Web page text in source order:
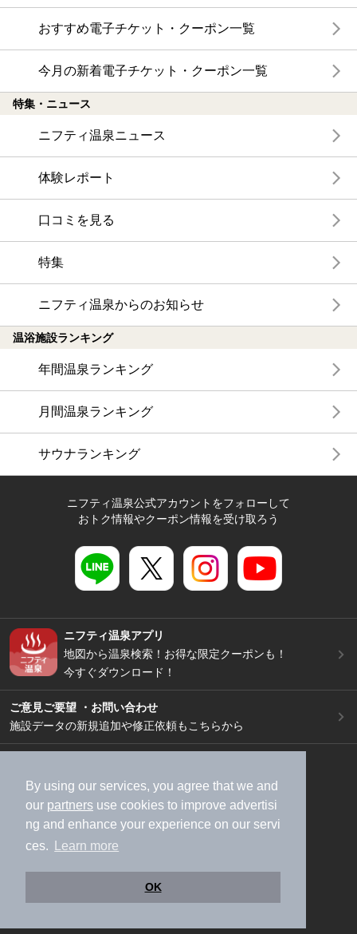
By using our services, you agree that we and
our partners use cookies to improve advertisi
ng and enhance your experience on our servi
ces.
Learn more
OK
おすすめ電子チケット・クーポン一覧
今月の新着電子チケット・クーポン一覧
特集・ニュース
ニフティ温泉ニュース
体験レポート
口コミを見る
特集
ニフティ温泉からのお知らせ
温浴施設ランキング
年間温泉ランキング
月間温泉ランキング
サウナランキング
ニフティ温泉公式アカウントをフォローして
おトク情報やクーポン情報を受け取ろう
ニフティ温泉アプリ
地図から温泉検索！お得な限定クーポンも！
今すぐダウンロード！
ご意見ご要望 ・お問い合わせ
施設データの新規追加や修正依頼もこちらから
加盟店募集（資料請求）
広告出稿のご案内
利用規約
ライフスタイルMEMBERS+規約
特定商取引法に基づく表記
ヘルプ
採用情報
運営会社